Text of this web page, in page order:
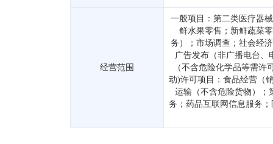
经营范围
一般项目：第二类医疗器
鲜水果零售；新鲜蔬菜
务）；市场调查；社会经
广告发布（非广播电台、
（不含危险化学品等需
动)许可项目：食品经营（
运输（不含危险货物）；
务；药品互联网信息服务